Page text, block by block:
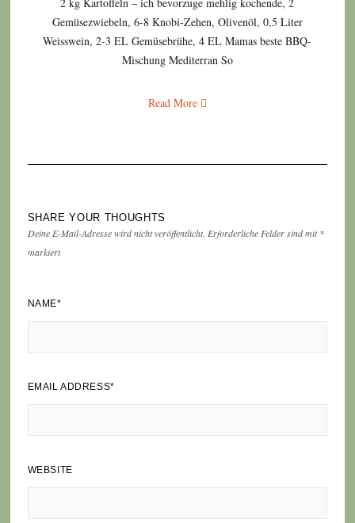
Gemüsezwiebeln, 6-8 Knobi-Zehen, Olivenöl, 0,5 Liter
Weisswein, 2-3 EL Gemüsebrühe, 4 EL Mamas beste BBQ-
Mischung Mediterran So
Read More
SHARE YOUR THOUGHTS
Deine E-Mail-Adresse wird nicht veröffentlicht. Erforderliche Felder sind mit*
markiert
NAME*
EMAIL ADDRESS*
WEBSITE